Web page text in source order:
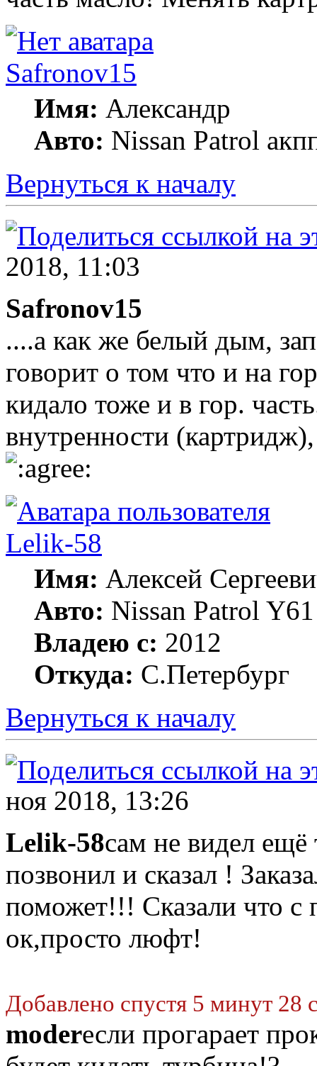
Safronov15
Имя: Александр
Авто: Nissan Patrol
Вернуться к началу
2018, 11:03
Safronov15
....а как же белый дым,
говорит о том что и на
кидало тоже и в гор.
внутренности
Lelik-58
Имя: Алексей
Авто: Nissan Patrol
Владею с: 2012
Откуда: С.Петербург
Вернуться к началу
ноя 2018, 13:26
Lelik-58сам не видел ещё
позвонил и сказал !
поможет!!! Сказали что с
ок,просто люфт!
Добавлено спустя 5 минут 28
moderесли прогарает